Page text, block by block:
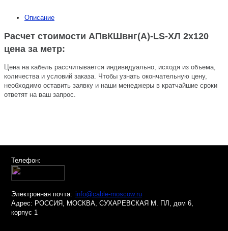
Описание
Расчет стоимости АПвКШвнг(A)-LS-ХЛ 2х120
цена за метр:
Цена на кабель рассчитывается индивидуально, исходя из объема,
количества и условий заказа. Чтобы узнать окончательную цену,
необходимо оставить заявку и наши менеджеры в кратчайшие сроки
ответят на ваш запрос.
Телефон:
Электронная почта: info@cable-moscow.ru
Адрес: РОССИЯ, МОСКВА, СУХАРЕВСКАЯ М. ПЛ, дом 6,
корпус 1